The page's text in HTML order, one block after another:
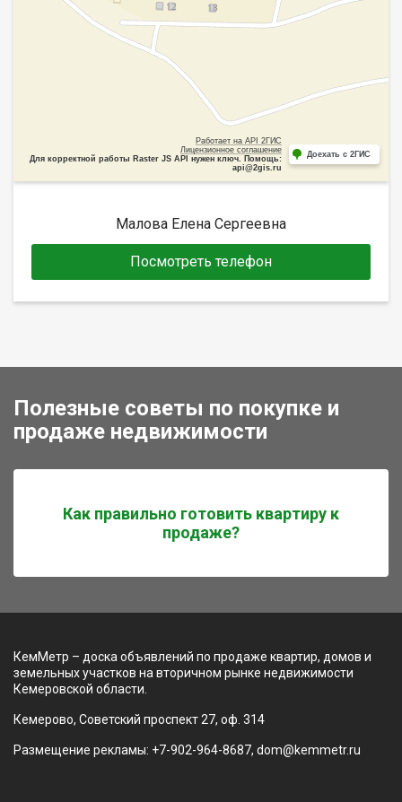
Работает на API 2ГИС
Лицензионное соглашение
Для корректной работы Raster JS API нужен ключ. Помощь:
api@2gis.ru
Доехать с 2ГИС
Малова Елена Сергеевна
Посмотреть телефон
Полезные советы по покупке и
продаже недвижимости
Как правильно готовить квартиру к
продаже?
КемМетр – доска объявлений по продаже квартир, домов и
земельных участков на вторичном рынке недвижимости
Кемеровской области.
Кемерово, Советский проспект 27, оф. 314
Размещение рекламы: +7-902-964-8687, dom@kemmetr.ru